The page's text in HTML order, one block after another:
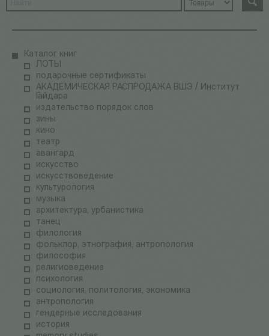
Каталог книг
ЛОТЫ
подарочные сертификаты
АКАДЕМИЧЕСКАЯ РАСПРОДАЖА ВШЭ / Институт
Гайдара
издательство порядок слов
зины
кино
театр
авангард
искусство
искусствоведение
культурология
музыка
архитектура, урбанистика
танец
филология
фольклор, этнография, антропология
философия
религиоведение
психология
социология, политология, экономика
антропология
гендерные исследования
история